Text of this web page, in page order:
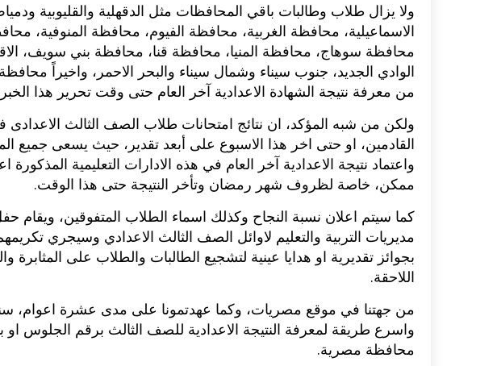
ولا يزال طلاب وطالبات باقي المحافظات مثل الدقهلية والقليوبية
الاسماعيلية، محافظة الغربية، محافظة الفيوم، محافظة المنوفية،
محافظة سوهاج، محافظة المنيا، محافظة قنا، محافظة بني سويف،
الوادي الجديد، جنوب سيناء وشمال سيناء والبحر الاحمر، واخيراً
من معرفة نتيجة الشهادة الاعدادية آخر العام حتى وقت تحرير هذا الخبر
ولكن من شبه المؤكد، ان نتائج امتحانات طلاب الصف الثالث الاعدادى
القادمين، او حتى اخر هذا الاسبوع على أبعد تقدير، حيث يسعى جميع
واعتماد نتيجة الاعدادية آخر العام في هذه الادارات التعليمية
ممكن، خاصة لظروف شهر رمضان وتأخر النتيجة حتى هذا الوقت.
كما سيتم اعلان نسبة النجاح وكذلك اسماء الطلاب المتفوقين،
مديريات التربية والتعليم لاوائل الصف الثالث الاعدادي وسيجري
بجوائز تقديرية او هدايا عينية لتشجيع الطالبات والطلاب على المثابرة
اللاحقة.
من جهتنا في موقع مصريات، وكما عهدتمونا على مدى عشرة اعوام،
واسرع طريقة لمعرفة النتيجة الاعدادية للصف الثالث برقم الجلوس
محافظة مصرية.
طريقة تحضير حلاوة المولد النبوي مع
اكلات عيد الاضحى 2023 وصفات طبخ